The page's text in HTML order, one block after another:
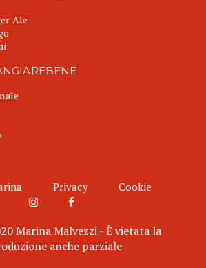
Ale
Privacy Cookie
Marina Malvezzi - È vietata la
anche parziale